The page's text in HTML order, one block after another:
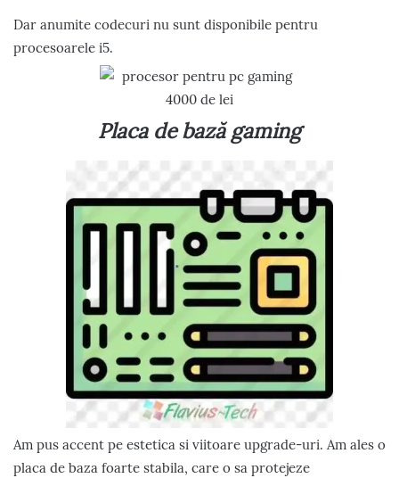
Dar anumite codecuri nu sunt disponibile pentru
procesoarele i5.
Placa de bază gaming
Am pus accent pe estetica si viitoare upgrade-uri. Am ales o
placa de baza foarte stabila, care o sa protejeze